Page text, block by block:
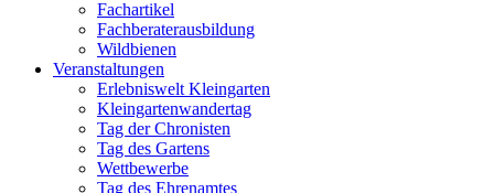
Fachartikel
Fachberaterausbildung
Wildbienen
Veranstaltungen
Erlebniswelt Kleingarten
Kleingartenwandertag
Tag der Chronisten
Tag des Gartens
Wettbewerbe
Tag des Ehrenamtes